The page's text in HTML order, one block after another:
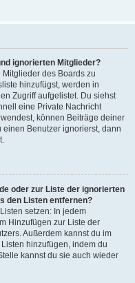
ignorierten Mitglieder?
des Boards zu
hinzufügst, werden in
Zugriff aufgelistet. Du siehst
eine Private Nachricht
können Beiträge deiner
Benutzer ignorierst, dann
oder zur Liste der ignorierten
den Listen entfernen?
setzen: In jedem
Hinzufügen zur Liste der
Außerdem kannst du im
hinzufügen, indem du
kannst du sie auch wieder